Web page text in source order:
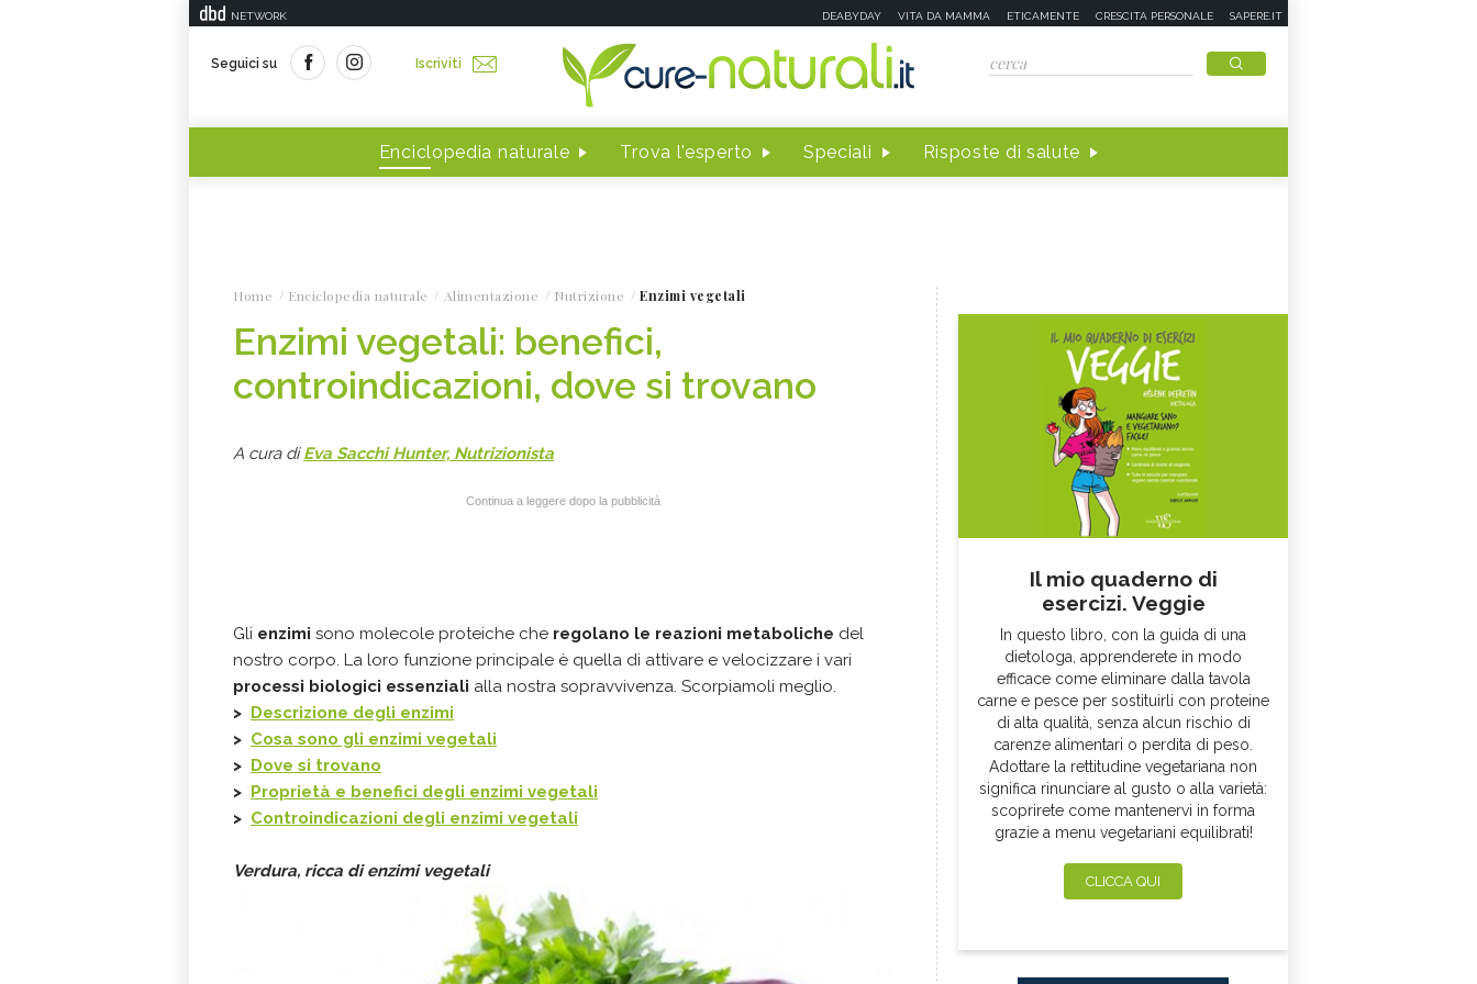
NETWORK DEABYDAY VITA DA MAMMA ETICAMENTE CRESCITA PERSONALE SAPERE.IT
Seguici su Iscriviti
Enciclopedia naturale Trova l'esperto Speciali Risposte di salute
Home Enciclopedia naturale Alimentazione Nutrizione Enzimi vegetali
Enzimi vegetali: benefici,
controindicazioni, dove si trovano
A cura diEva Sacchi Hunter, Nutrizionista
Continua a leggere dopo la pubblicità
Gli enzimi sono molecole proteiche che regolano le reazioni metaboliche del
nostro corpo. La loro funzione principale è quella di attivare e velocizzare i vari
processi biologici essenziali alla nostra sopravvivenza. Scorpiamoli meglio.
> Descrizione degli enzimi
> Cosa sono gli enzimi vegetali
> Dove si trovano
> Proprietà e benefici degli enzimi vegetali
> Controindicazioni degli enzimi vegetali
Verdura, ricca di enzimi vegetali
Il mio quaderno di
esercizi. Veggie
In questo libro, con la guida di una
dietologa, apprenderete in modo
efficace come eliminare dalla tavola
carne e pesce per sostituirli con proteine
di alta qualità, senza alcun rischio di
carenze alimentari o perdita di peso.
Adottare la rettitudine vegetariana non
significa rinunciare al gusto o alla varietà:
scoprirete come mantenervi in forma
grazie a menu vegetariani equilibrati!
CLICCA QUI